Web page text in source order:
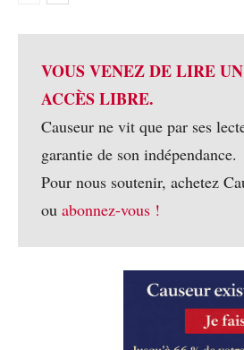
VOUS VENEZ DE LIRE
ACCÈS LIBRE.
Causeur ne vit que par ses
garantie de son indépendance.
Pour nous soutenir, achetez
ou abonnez-vous !